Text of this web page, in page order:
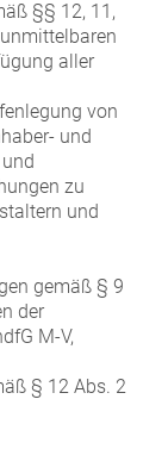
§§ 12, 11,
aller
von
und
zu
und
gemäß § 9
der
M-V,
§ 12 Abs. 2